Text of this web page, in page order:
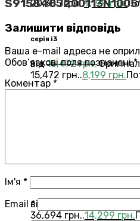
20,385 грн..9,199грн.
серія i3
від15,472грн.
15,472 грн..8,199 грн.
від
36,694 грн..14,299 грн.
Залишити відповідь
Ваша e-mail адреса не
Обов’язкові поля позначені*
Коментар *
Ім'я *
Email *